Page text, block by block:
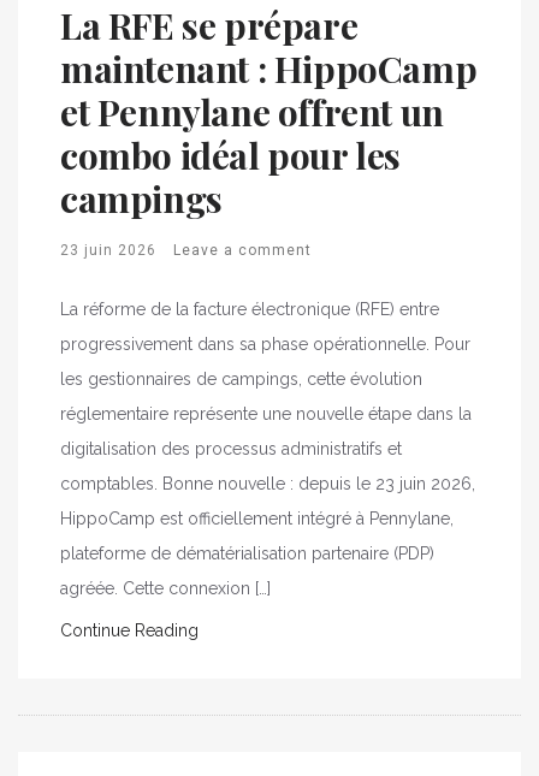
La RFE se prépare
maintenant : HippoCamp
et Pennylane offrent un
combo idéal pour les
campings
23 juin 2026 Leave a comment
La réforme de la facture électronique (RFE) entre
progressivement dans sa phase opérationnelle. Pour
les gestionnaires de campings, cette évolution
réglementaire représente une nouvelle étape dans la
digitalisation des processus administratifs et
comptables. Bonne nouvelle : depuis le 23 juin 2026,
HippoCamp est officiellement intégré à Pennylane,
plateforme de dématérialisation partenaire (PDP)
agréée. Cette connexion […]
Continue Reading